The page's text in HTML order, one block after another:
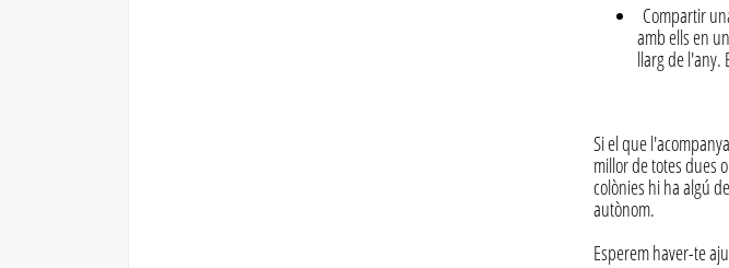
Compartir
amb ells en
llarg de l'any.
Si el que
millor de totes dues
colònies hi ha algú
autònom.
Esperem haver-te